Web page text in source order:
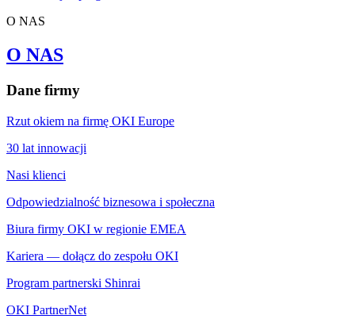
O NAS
O NAS
Dane firmy
Rzut okiem na firmę OKI Europe
30 lat innowacji
Nasi klienci
Odpowiedzialność biznesowa i społeczna
Biura firmy OKI w regionie EMEA
Kariera — dołącz do zespołu OKI
Program partnerski Shinrai
OKI PartnerNet